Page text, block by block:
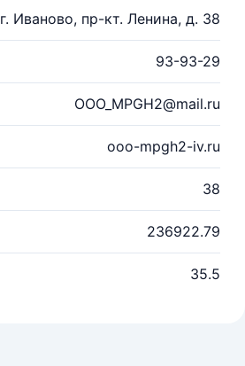
г. Иваново, пр-кт. Ленина, д. 38
93-93-29
OOO_MPGH2@mail.ru
oоo-mpgh2-iv.ru
38
236922.79
35.5